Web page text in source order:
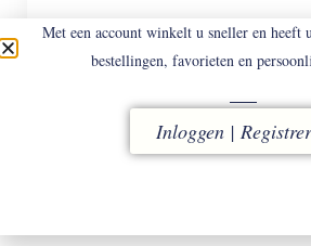
HILTLPARMA 52473/70
Met een account winkelt u sneller en heeft
bestellingen, favorieten en
Inloggen |